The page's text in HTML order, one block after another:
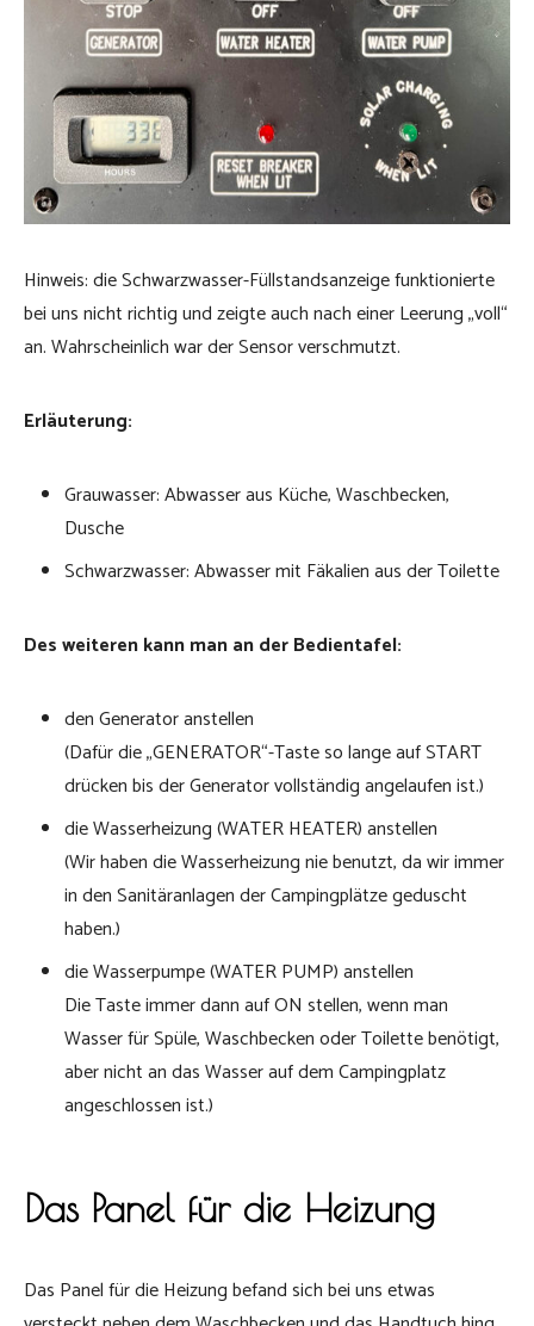
Hinweis: die Schwarzwasser-Füllstandsanzeige funktionierte
bei uns nicht richtig und zeigte auch nach einer Leerung „voll“
an. Wahrscheinlich war der Sensor verschmutzt.
Erläuterung:
Grauwasser: Abwasser aus Küche, Waschbecken,
Dusche
Schwarzwasser: Abwasser mit Fäkalien aus der Toilette
Des weiteren kann man an der Bedientafel:
den Generator anstellen
(Dafür die „GENERATOR“-Taste so lange auf START
drücken bis der Generator vollständig angelaufen ist.)
die Wasserheizung (WATER HEATER) anstellen
(Wir haben die Wasserheizung nie benutzt, da wir immer
in den Sanitäranlagen der Campingplätze geduscht
haben.)
die Wasserpumpe (WATER PUMP) anstellen
Die Taste immer dann auf ON stellen, wenn man
Wasser für Spüle, Waschbecken oder Toilette benötigt,
aber nicht an das Wasser auf dem Campingplatz
angeschlossen ist.)
Das Panel für die Heizung
Das Panel für die Heizung befand sich bei uns etwas